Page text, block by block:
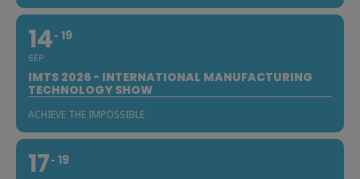
14
SEP
19
IMTS 2026 - INTERNATIONAL MANUFACTURING
TECHNOLOGY SHOW
ACHIEVE THE IMPOSSIBLE
17 19